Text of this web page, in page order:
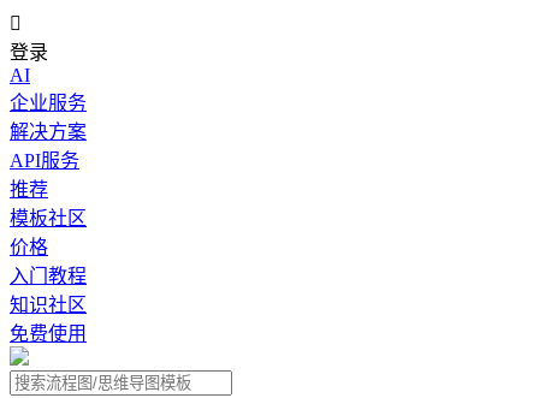

登录
AI
企业服务
解决方案
API服务
推荐
模板社区
价格
入门教程
知识社区
免费使用